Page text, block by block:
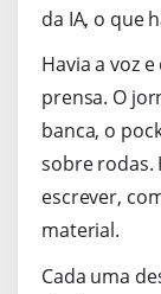
da IA, o que
Havia a voz
prensa. O
banca, o
sobre rodas.
escrever,
material.
Cada uma